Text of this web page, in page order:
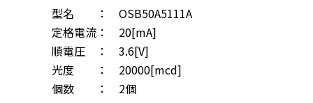
型名 ： OSB50A5111A
定格電流： 20[mA]
順電圧 ： 3.6[V]
光度 ： 20000[mcd]
個数 ： 2個